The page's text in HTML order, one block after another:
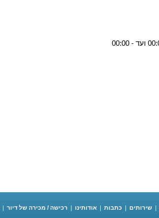
שירותים כתבות אודותינו רכישה / מכירה של דיור